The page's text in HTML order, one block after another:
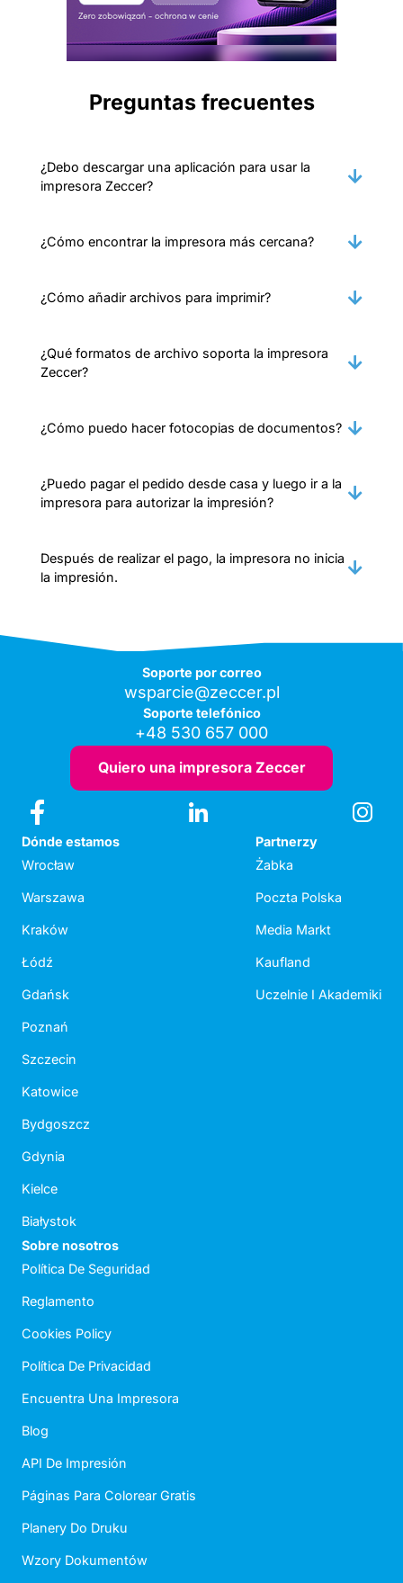
Preguntas frecuentes
¿Debo descargar una aplicación para usar la
impresora Zeccer?
¿Cómo encontrar la impresora más cercana?
¿Cómo añadir archivos para imprimir?
¿Qué formatos de archivo soporta la impresora
Zeccer?
¿Cómo puedo hacer fotocopias de documentos?
¿Puedo pagar el pedido desde casa y luego ir a la
impresora para autorizar la impresión?
Después de realizar el pago, la impresora no inicia
la impresión.
Soporte por correo
wsparcie@zeccer.pl
Soporte telefónico
+48 530 657 000
Quiero una impresora Zeccer
Dónde estamos
Wrocław
Warszawa
Kraków
Łódź
Gdańsk
Poznań
Szczecin
Katowice
Bydgoszcz
Gdynia
Kielce
Białystok
Partnerzy
Żabka
Poczta Polska
Media Markt
Kaufland
Uczelnie I Akademiki
Sobre nosotros
Política De Seguridad
Reglamento
Cookies Policy
Política De Privacidad
Encuentra Una Impresora
Blog
API De Impresión
Páginas Para Colorear Gratis
Planery Do Druku
Wzory Dokumentów